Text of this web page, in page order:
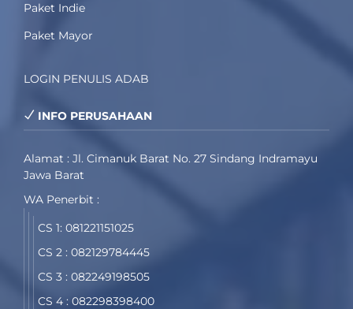
Paket Indie
Paket Mayor
LOGIN PENULIS ADAB
INFO PERUSAHAAN
Alamat : Jl. Cimanuk Barat No. 27 Sindang Indramayu
Jawa Barat
WA Penerbit :
CS 1: 081221151025
CS 2 : 082129784445
CS 3 : 082249198505
CS 4 : 082298398400